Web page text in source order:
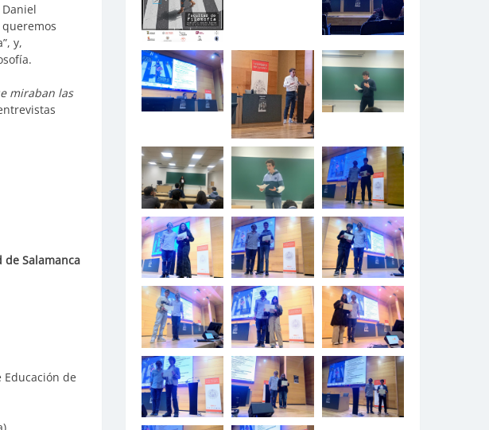
Daniel
y,
miraban las
de Salamanca
Educación de